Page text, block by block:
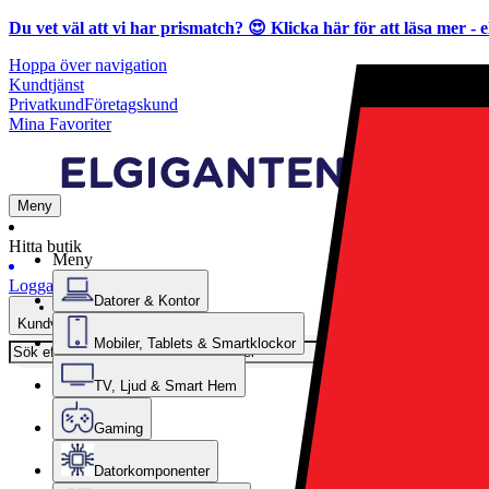
Du vet väl att vi har prismatch? 😍 Klicka här för att läsa mer -
Hoppa över navigation
Kundtjänst
PrivatkundFöretagskund
Mina Favoriter
Meny
Hitta butik
Logga in
Kundvagn
Meny
Datorer & Kontor
Mobiler, Tablets & Smartklockor
TV, Ljud & Smart Hem
Gaming
Datorkomponenter